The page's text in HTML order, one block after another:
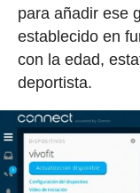
para añadir ese
establecido en
con la edad,
deportista.